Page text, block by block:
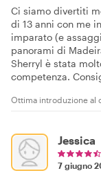
Ci siamo divertiti
di 13 anni con me
imparato (e
panorami di
Sherryl è stata
competenza.
Ottima introduzione al
Jessica
7 giugno